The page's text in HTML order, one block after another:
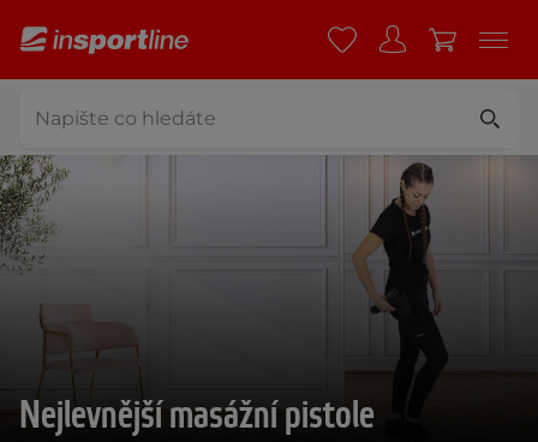
Nejlevnější masážní pistole